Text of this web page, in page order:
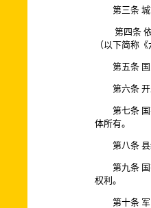
第三条 城
第四条 依据
（以下简称
第五条 国
第六条 开发
第七条 国有
体所有。
第八条 县级
第九条 国有
权利。
第十条 军队